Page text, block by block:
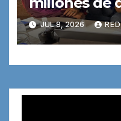
respuesta
terremotos
JUL 8, 2026